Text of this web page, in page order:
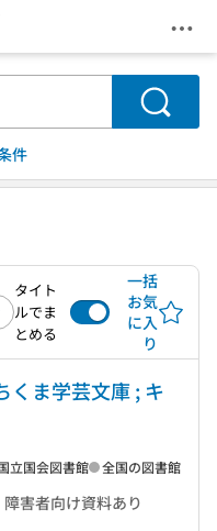
メ
検索
件
タイト
ルでま
とめる
一括
お気
に入
り
くま学芸文庫 ; キ
障害者向け資料あり
立国会図書館 全国の図書館